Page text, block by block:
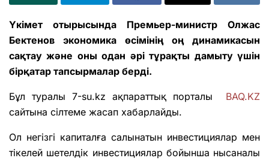
Үкімет отырысында Премьер-министр Олжас
Бектенов экономика өсімінің оң динамикасын
сақтау және оны одан әрі тұрақты дамыту үшін
бірқатар тапсырмалар берді.
Бұл туралы 7-su.kz ақпараттық порталы
BAQ.KZ
сайтына сілтеме жасап хабарлайды.
Ол негізгі капиталға салынатын инвестициялар мен
тікелей шетелдік инвестициялар бойынша нысаналы